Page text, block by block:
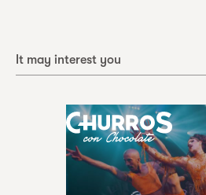
It may interest you